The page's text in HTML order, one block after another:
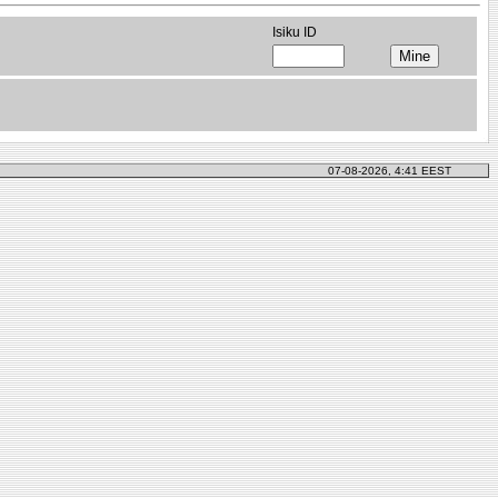
Isiku ID
07-08-2026, 4:41 EEST